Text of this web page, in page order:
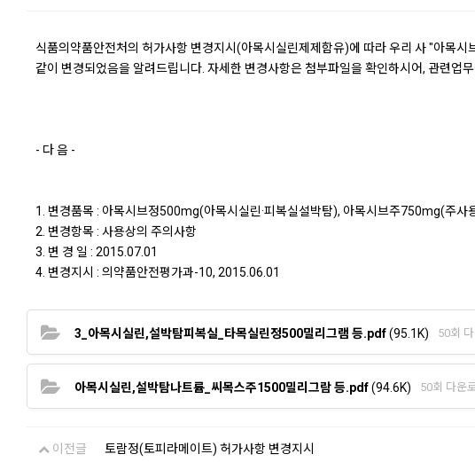
식품의약품안전처의 허가사항 변경지시(아목시실린제제함유)에 따라 우리 사 "아목
같이 변경되었음을 알려드립니다. 자세한 변경사항은 첨부파일을 확인하시어, 관련업
- 다 음 -
1. 변경품목 : 아목시브정500mg(아목시실린·피복실설박탐), 아목시브주750mg(주사
2. 변경항목 : 사용상의 주의사항
3. 변 경 일 : 2015.07.01
4. 변경지시 : 의약품안전평가과-10, 2015.06.01
3_아목시실린,설박탐피복실_타목실린정500밀리그램 등.pdf(95.1K) 50회
아목시실린,설박탐나트륨_씨목스주1500밀리그람 등.pdf(94.6K) 50회 다운
이전글 토람정(토피라메이트) 허가사항 변경지시